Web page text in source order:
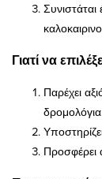
Γιατί να
Παρέχει
Προσφέρει